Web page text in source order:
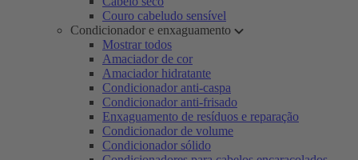
Couro cabeludo sensível
Condicionador e enxaguamento
Mostrar todos
Amaciador de cor
Amaciador hidratante
Condicionador anti-caspa
Condicionador anti-frisado
Enxaguamento de resíduos e reparação
Condicionador de volume
Condicionador sólido